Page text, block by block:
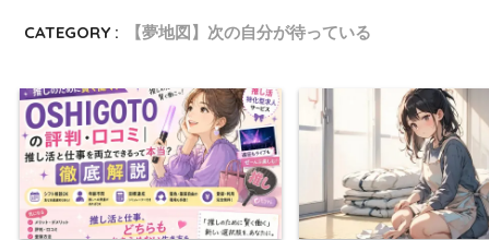
CATEGORY : 【夢地図】次の自分が待っている